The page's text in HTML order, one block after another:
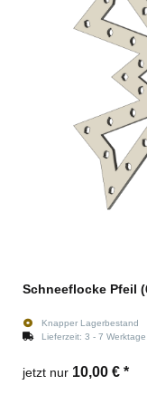
Schneeflocke Pfeil
Knapper Lagerbestand
Lieferzeit: 3 - 7 Werktage
jetzt nur 10,00 € *